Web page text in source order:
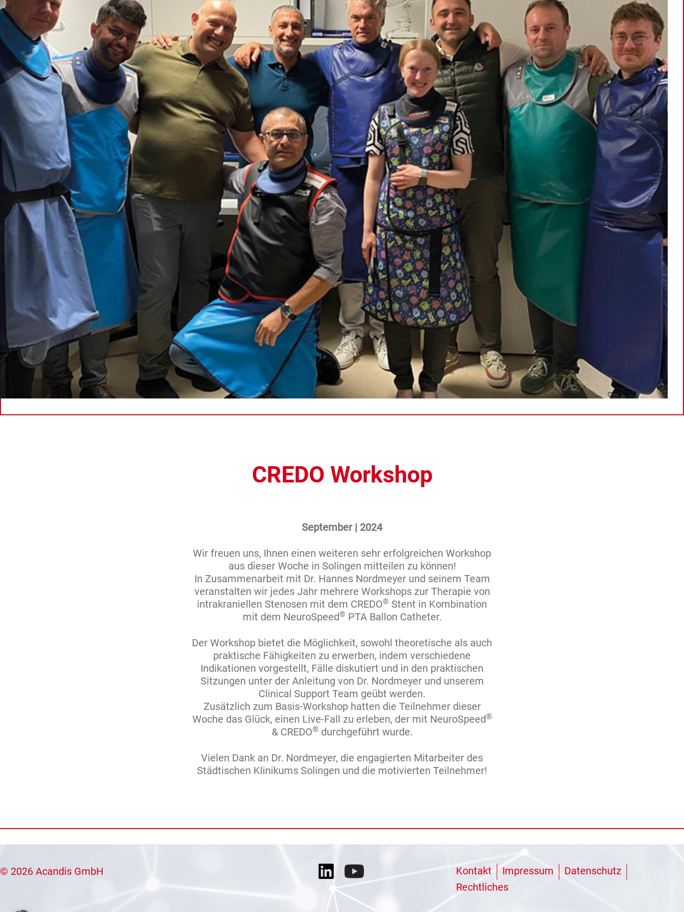
CREDO Workshop
September | 2024
Wir freuen uns, Ihnen einen weiteren sehr erfolgreichen Workshop
aus dieser Woche in Solingen mitteilen zu können!
In Zusammenarbeit mit Dr. Hannes Nordmeyer und seinem Team
veranstalten wir jedes Jahr mehrere Workshops zur Therapie von
intrakraniellen Stenosen mit dem CREDO® Stent in Kombination
mit dem NeuroSpeed® PTA Ballon Catheter.
Der Workshop bietet die Möglichkeit, sowohl theoretische als auch
praktische Fähigkeiten zu erwerben, indem verschiedene
Indikationen vorgestellt, Fälle diskutiert und in den praktischen
Sitzungen unter der Anleitung von Dr. Nordmeyer und unserem
Clinical Support Team geübt werden.
Zusätzlich zum Basis-Workshop hatten die Teilnehmer dieser
Woche das Glück, einen Live-Fall zu erleben, der mit NeuroSpeed®
& CREDO® durchgeführt wurde.
Vielen Dank an Dr. Nordmeyer, die engagierten Mitarbeiter des
Städtischen Klinikums Solingen und die motivierten Teilnehmer!
© 2026 Acandis GmbH Kontakt Impressum
Datenschutz
Rechtliches